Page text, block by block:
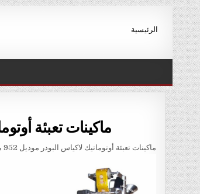
Skip
to
content
الرئيسية
ماكينات تعبئة أوتوماتيك
ماكينات تعبئة أوتوماتيك لاكياس البودر موديل 952 ماركة المهندس منسى